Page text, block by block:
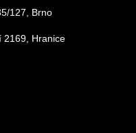
127, Brno
2169, Hranice